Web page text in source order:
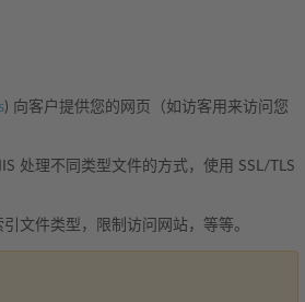
) 向客户提供您的网页（如访客用来访问您
处理不同类型文件的方式，使用 SSL/TLS
文件类型，限制访问网站，等等。